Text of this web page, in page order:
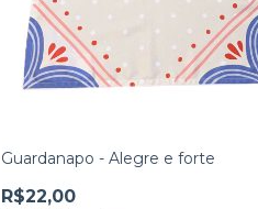
Guardanapo - Alegre e forte
R$22,00